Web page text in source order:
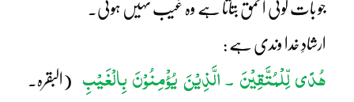
جو بات کوئی احمق بتاتا ہے وہ غیب نہیں ہوتی۔
ارشادِ خدا وندی ہے :
ھُدًی لِّلْمُتَّقِیْنَ ۔ الَّذِیْنَ یُؤْمِنُوْنَ بِالْغَیْبِ (البقرہ۔